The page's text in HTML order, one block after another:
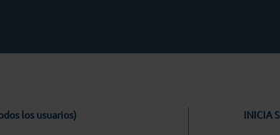
los usuarios) INICIA